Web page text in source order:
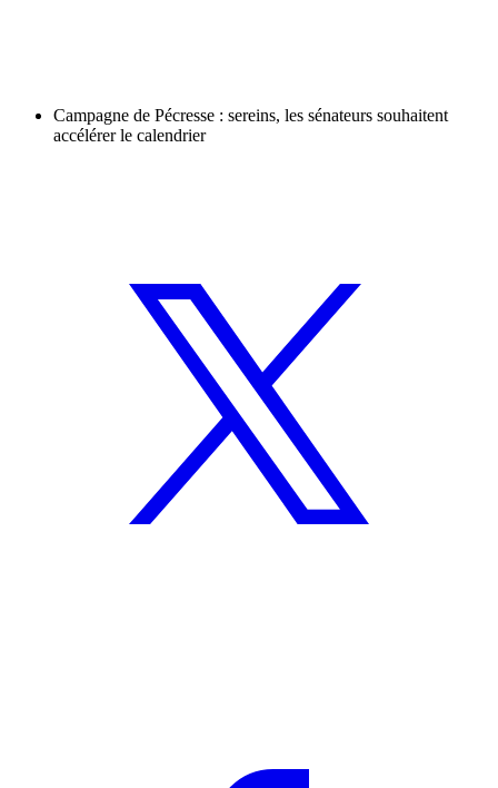
Campagne de Pécresse : sereins, les sénateurs souhaitent
accélérer le calendrier